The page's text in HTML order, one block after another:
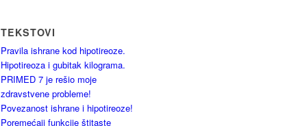
TEKSTOVI
Pravila ishrane kod hipotireoze.
Hipotireoza i gubitak kilograma.
PRIMED 7 je rešio moje
zdravstvene probleme!
Povezanost ishrane i hipotireoze!
Poremećaji funkcije štitaste